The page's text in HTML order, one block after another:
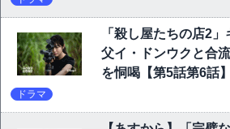
「殺し屋たちの店2
父イ・ドンウクと合
を恫喝【第5話第6話】
ドラマ